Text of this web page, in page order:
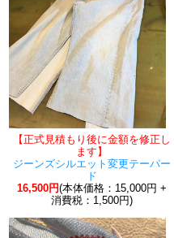
【正式見積もり後に金額を修正し
ます】
ジーンズシルエット変更テーパー
ド
16,500円(本体価格：15,000円 +
消費税：1,500円)